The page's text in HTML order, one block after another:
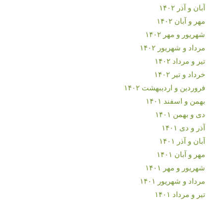
آبان و آذر ۱۴۰۲
مهر و آبان ۱۴۰۲
شهریور و مهر ۱۴۰۲
مرداد و شهریور ۱۴۰۲
تیر و مرداد ۱۴۰۲
خرداد و تیر ۱۴۰۲
فروردین و اردیبهشت ۱۴۰۲
بهمن و اسفند ۱۴۰۱
دی و بهمن ۱۴۰۱
آذر و دی ۱۴۰۱
آبان و آذر ۱۴۰۱
مهر و آبان ۱۴۰۱
شهریور و مهر ۱۴۰۱
مرداد و شهریور ۱۴۰۱
تیر و مرداد ۱۴۰۱